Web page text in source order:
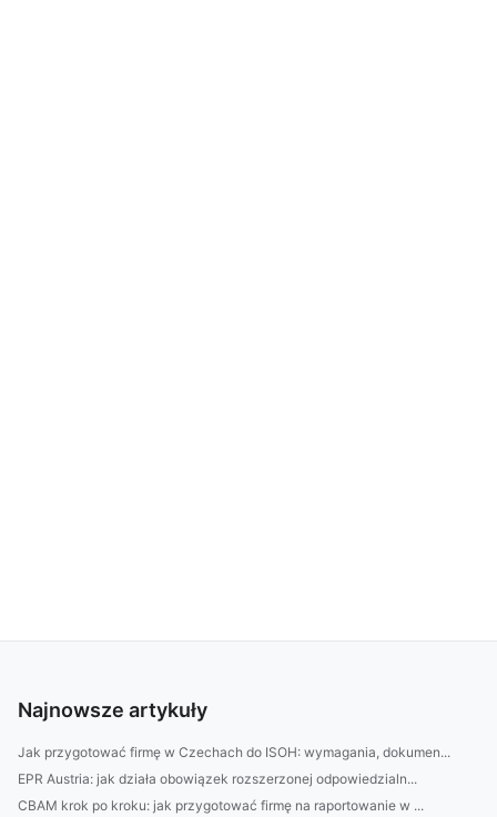
Najnowsze artykuły
Jak przygotować firmę w Czechach do ISOH: wymagania, dokumen...
EPR Austria: jak działa obowiązek rozszerzonej odpowiedzialn...
CBAM krok po kroku: jak przygotować firmę na raportowanie w ...